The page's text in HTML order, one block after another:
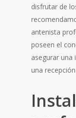
disfrutar de
antenista
poseen el
asegurar una
una